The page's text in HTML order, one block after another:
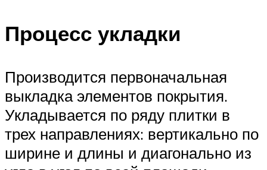
Процесс укладки
Производится первоначальная
выкладка элементов покрытия.
Укладывается по ряду плитки в
трех направлениях: вертикально по
ширине и длины и диагонально из